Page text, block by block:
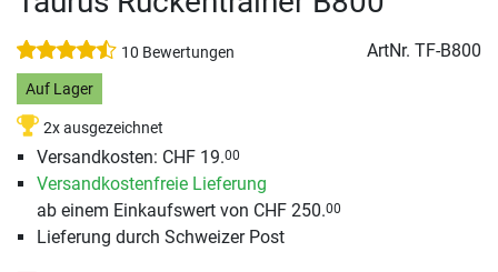
10 Bewertungen ArtNr. TF-B800
Auf Lager
2x ausgezeichnet
Versandkosten: CHF 19.00
Versandkostenfreie Lieferung
ab einem Einkaufswert von CHF 250.00
Lieferung durch Schweizer Post